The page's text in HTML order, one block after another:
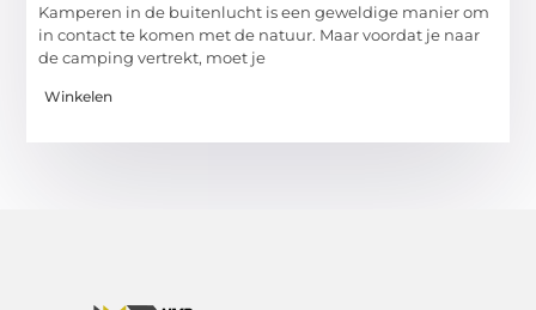
Kamperen in de buitenlucht is een geweldige manier om
in contact te komen met de natuur. Maar voordat je naar
de camping vertrekt, moet je
Winkelen